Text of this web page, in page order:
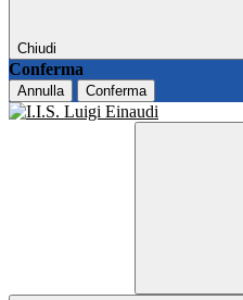
Chiudi
Conferma
Annulla Conferma